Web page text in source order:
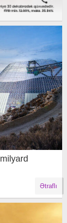
Ətraflı